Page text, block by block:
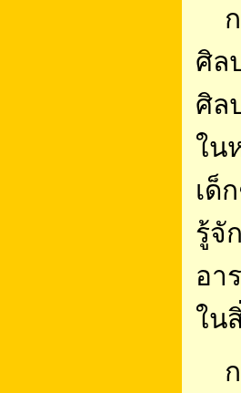
ก
ศิล
ศิล
ใน
เด็
รู้จั
อา
ใน
ก